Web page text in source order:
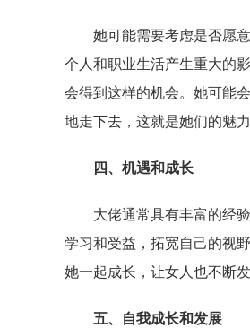
她可能需要考虑是否愿意
个人和职业生活产生重大的
会得到这样的机会。她可能
地走下去，这就是她们的魅
四、机遇和成长
大佬通常具有丰富的经验
学习和受益，拓宽自己的视
她一起成长，让女人也不断
五、自我成长和发展